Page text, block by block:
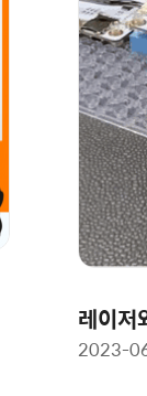
레이저
2023-